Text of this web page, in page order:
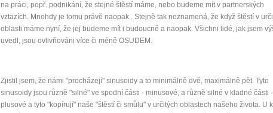
na práci, popř. podnikání, že stejné štěstí máme, nebo budeme mít v partnerských
vztazích. Mnohdy je tomu právě naopak . Stejně tak neznamená, že když štěstí v
oblasti máme nyní, že jej budeme mít i budoucně a naopak. Všichni lidé, jak jsem
uvedl, jsou ovlivňováni více či méně OSUDEM.
Zjistil jsem, že námi "procházejí" sinusoidy a to minimálně dvě, maximálně pět. Tyto
sinusoidy jsou různě "silné" ve spodní části - minusové, a různě silné v kladné části -
plusové a tyto "kopírují" naše "štěstí či smůlu" v určitých oblastech našeho života. U